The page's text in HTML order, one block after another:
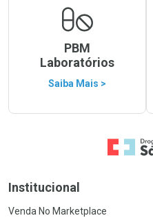
PBM
Laboratórios
Saiba Mais >
Ir para a
Institucional
Venda No Marketplace